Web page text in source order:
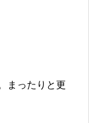
まったりと更